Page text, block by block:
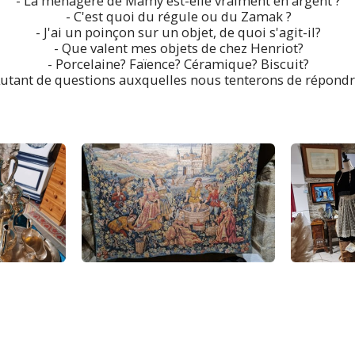
- C'est quoi du régule ou du Zamak ?
- J'ai un poinçon sur un objet, de quoi s'agit-il?
- Que valent mes objets de chez Henriot?
- Porcelaine? Faïence? Céramique? Biscuit?
de questions auxquelles nous tenterons de